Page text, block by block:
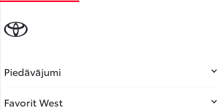
Piedāvājumi
Favorit West